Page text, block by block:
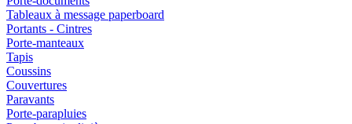
Tableaux à message paperboard
Portants - Cintres
Porte-manteaux
Tapis
Coussins
Couvertures
Paravants
Porte-parapluies